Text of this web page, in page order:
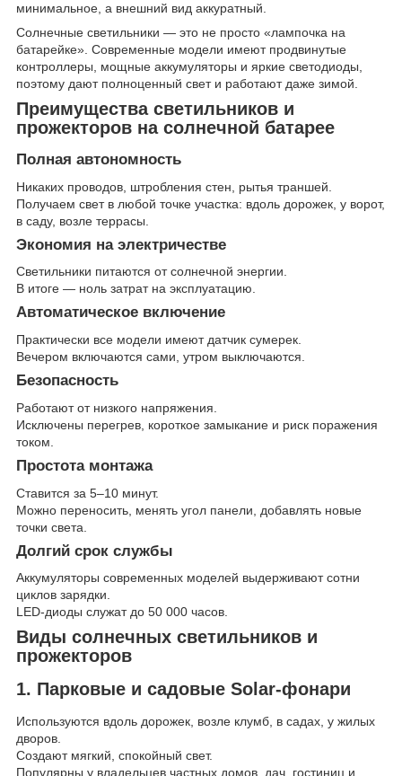
минимальное, а внешний вид аккуратный.
Солнечные светильники — это не просто «лампочка на
батарейке». Современные модели имеют продвинутые
контроллеры, мощные аккумуляторы и яркие светодиоды,
поэтому дают полноценный свет и работают даже зимой.
Преимущества светильников и
прожекторов на солнечной батарее
Полная автономность
Никаких проводов, штробления стен, рытья траншей.
Получаем свет в любой точке участка: вдоль дорожек, у ворот,
в саду, возле террасы.
Экономия на электричестве
Светильники питаются от солнечной энергии.
В итоге — ноль затрат на эксплуатацию.
Автоматическое включение
Практически все модели имеют датчик сумерек.
Вечером включаются сами, утром выключаются.
Безопасность
Работают от низкого напряжения.
Исключены перегрев, короткое замыкание и риск поражения
током.
Простота монтажа
Ставится за 5–10 минут.
Можно переносить, менять угол панели, добавлять новые
точки света.
Долгий срок службы
Аккумуляторы современных моделей выдерживают сотни
циклов зарядки.
LED-диоды служат до 50 000 часов.
Виды солнечных светильников и
прожекторов
1. Парковые и садовые Solar-фонари
Используются вдоль дорожек, возле клумб, в садах, у жилых
дворов.
Создают мягкий, спокойный свет.
Популярны у владельцев частных домов, дач, гостиниц и